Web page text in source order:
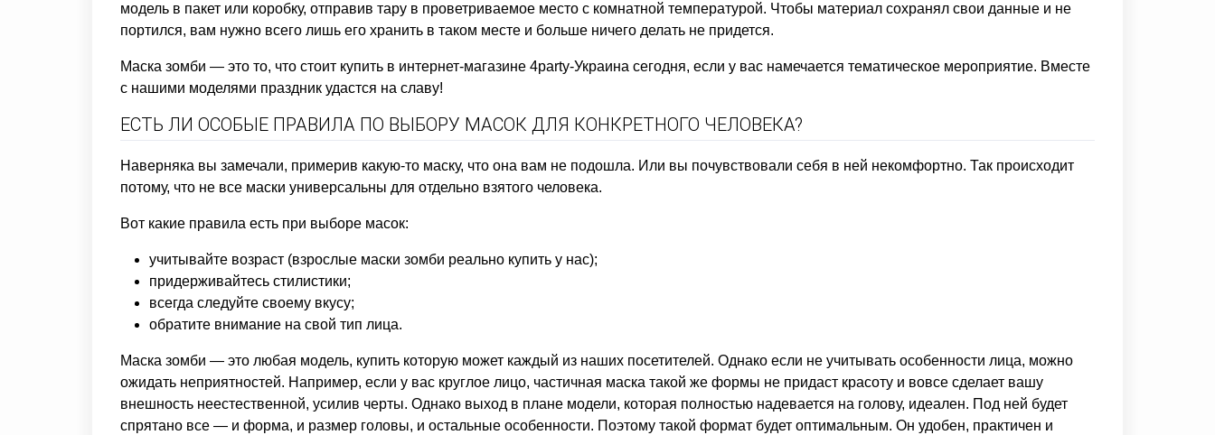
модель в пакет или коробку, отправив тару в проветриваемое место с комнатной температурой. Чтобы материал сохранял свои данные и не
портился, вам нужно всего лишь его хранить в таком месте и больше ничего делать не придется.
Маска зомби — это то, что стоит купить в интернет-магазине 4party-Украина сегодня, если у вас намечается тематическое мероприятие. Вместе
с нашими моделями праздник удастся на славу!
ЕСТЬ ЛИ ОСОБЫЕ ПРАВИЛА ПО ВЫБОРУ МАСОК ДЛЯ КОНКРЕТНОГО ЧЕЛОВЕКА?
Наверняка вы замечали, примерив какую-то маску, что она вам не подошла. Или вы почувствовали себя в ней некомфортно. Так происходит
потому, что не все маски универсальны для отдельно взятого человека.
Вот какие правила есть при выборе масок:
учитывайте возраст (взрослые маски зомби реально купить у нас);
придерживайтесь стилистики;
всегда следуйте своему вкусу;
обратите внимание на свой тип лица.
Маска зомби — это любая модель, купить которую может каждый из наших посетителей. Однако если не учитывать особенности лица, можно
ожидать неприятностей. Например, если у вас круглое лицо, частичная маска такой же формы не придаст красоту и вовсе сделает вашу
внешность неестественной, усилив черты. Однако выход в плане модели, которая полностью надевается на голову, идеален. Под ней будет
спрятано все — и форма, и размер головы, и остальные особенности. Поэтому такой формат будет оптимальным. Он удобен, практичен и